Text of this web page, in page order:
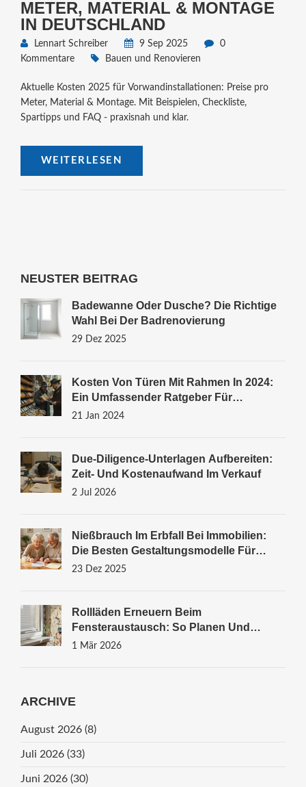
METER, MATERIAL & MONTAGE
IN DEUTSCHLAND
Lennart Schreiber 9 Sep 2025
0
Kommentare
Bauen und Renovieren
Aktuelle Kosten 2025 für Vorwandinstallationen: Preise pro
Meter, Material & Montage. Mit Beispielen, Checkliste,
Spartipps und FAQ - praxisnah und klar.
WEITERLESEN
NEUSTER BEITRAG
Badewanne Oder Dusche? Die Richtige
Wahl Bei Der Badrenovierung
29 Dez 2025
Kosten Von Türen Mit Rahmen In 2024:
Ein Umfassender Ratgeber Für
Hausbesitzer In Deutschland
21 Jan 2024
Due-Diligence-Unterlagen Aufbereiten:
Zeit- Und Kostenaufwand Im Verkauf
2 Jul 2026
Nießbrauch Im Erbfall Bei Immobilien:
Die Besten Gestaltungsmodelle Für
Steuerersparnis Und Wohnsicherheit
23 Dez 2025
Rollläden Erneuern Beim
Fensteraustausch: So Planen Und
Montieren Sie Richtig
1 Mär 2026
ARCHIVE
August 2026 (8)
Juli 2026 (33)
Juni 2026 (30)